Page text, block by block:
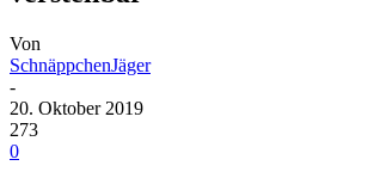
Von
SchnäppchenJäger
-
20. Oktober 2019
273
0